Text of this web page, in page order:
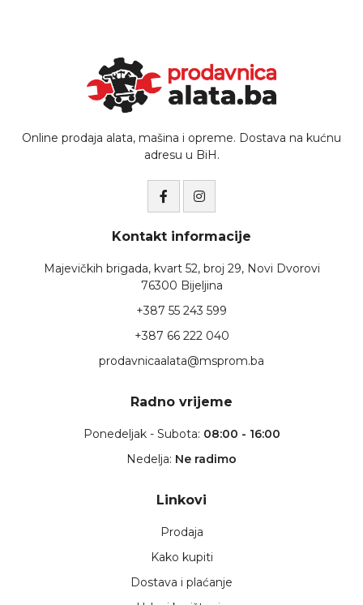
Online prodaja alata, mašina i opreme. Dostava na kućnu
adresu u BiH.
Kontakt informacije
Majevičkih brigada, kvart 52, broj 29, Novi Dvorovi
76300 Bijeljina
+387 55 243 599
+387 66 222 040
prodavnicaalata@msprom.ba
Radno vrijeme
Ponedeljak - Subota: 08:00 - 16:00
Nedelja: Ne radimo
Linkovi
Prodaja
Kako kupiti
Dostava i plaćanje